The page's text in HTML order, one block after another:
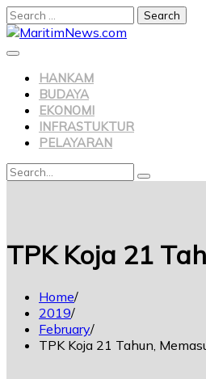
Search
for:
Skip
to
HANKAM
BUDAYA
EKONOMI
INFRASTUKTUR
PELAYARAN
Search
Search
TPK Koja 21
Home
2019
February
TPK Koja 21 Tahun,